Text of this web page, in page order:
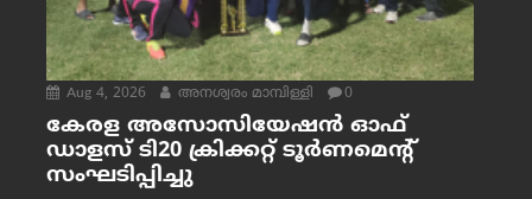
Aug 4, 2026 അനശ്വരം മാമ്പിള്ളി 0
കേരള അസോസിയേഷൻ ഓഫ്
ഡാളസ് ടി20 ക്രിക്കറ്റ് ടൂർണമെന്റ്
സംഘടിപ്പിച്ചു